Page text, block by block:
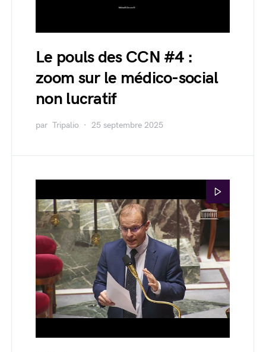
Le pouls des CCN #4 :
zoom sur le médico-social
non lucratif
par Tripalio 25 septembre 2025